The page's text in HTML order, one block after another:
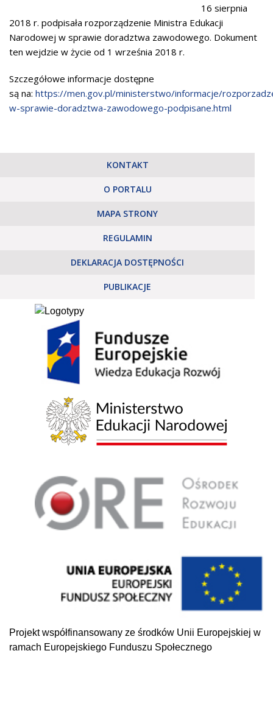
16 sierpnia
2018 r. podpisała rozporządzenie Ministra Edukacji
Narodowej w sprawie doradztwa zawodowego. Dokument
ten wejdzie w życie od 1 września 2018 r.
Szczegółowe informacje dostępne
są na: https://men.gov.pl/ministerstwo/informacje/
w-sprawie-doradztwa-zawodowego-podpisane.html
KONTAKT
O PORTALU
MAPA STRONY
REGULAMIN
DEKLARACJA DOSTĘPNOŚCI
PUBLIKACJE
Projekt współfinansowany ze środków Unii Europejskiej w
ramach Europejskiego Funduszu Społecznego